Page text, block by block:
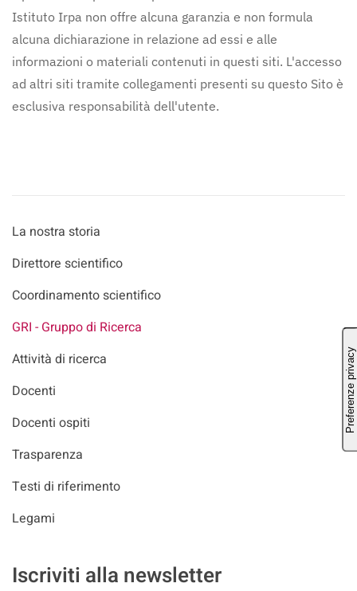
Istituto Irpa non offre alcuna garanzia e non formula
alcuna dichiarazione in relazione ad essi e alle
informazioni o materiali contenuti in questi siti. L'accesso
ad altri siti tramite collegamenti presenti su questo Sito è
esclusiva responsabilità dell'utente.
La nostra storia
Direttore scientifico
Coordinamento scientifico
GRI - Gruppo di Ricerca
Attività di ricerca
Docenti
Docenti ospiti
Trasparenza
Testi di riferimento
Legami
Iscriviti alla newsletter